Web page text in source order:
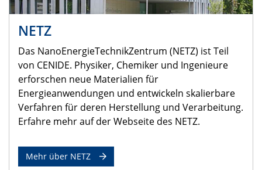
NETZ
Das NanoEnergieTechnikZentrum (NETZ) ist Teil
von CENIDE. Physiker, Chemiker und Ingenieure
erforschen neue Materialien für
Energieanwendungen und entwickeln skalierbare
Verfahren für deren Herstellung und Verarbeitung.
Erfahre mehr auf der Webseite des NETZ.
Mehr über NETZ